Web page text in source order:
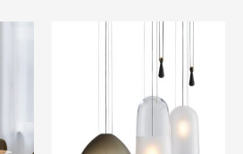
Deze
kan
gekozen